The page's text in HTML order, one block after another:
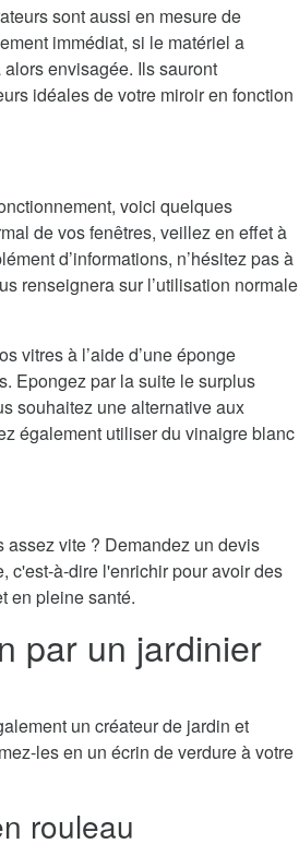
sont aussi en mesure de
immédiat, si le matériel a
envisagée. Ils sauront
idéales de votre miroir en fonction
voici quelques
de vos fenêtres, veillez en effet à
d’informations, n’hésitez pas à
renseignera sur l’utilisation normale
vitres à l’aide d’une éponge
Epongez par la suite le surplus
souhaitez une alternative aux
également utiliser du vinaigre blanc
vite ? Demandez un devis
c'est-à-dire l'enrichir pour avoir des
en pleine santé.
par un jardinier
un créateur de jardin et
les en un écrin de verdure à votre
rouleau